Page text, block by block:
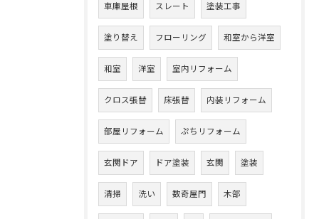
車庫屋根 スレート 塗装工事
塗り替え フローリング 和室から洋室
和室 洋室 室内リフォーム
クロス張替 床張替 内装リフォーム
部屋リフォーム ぷちリフォーム
玄関ドア ドア塗装 玄関 塗装
清掃 洗い 数奇屋門 木部